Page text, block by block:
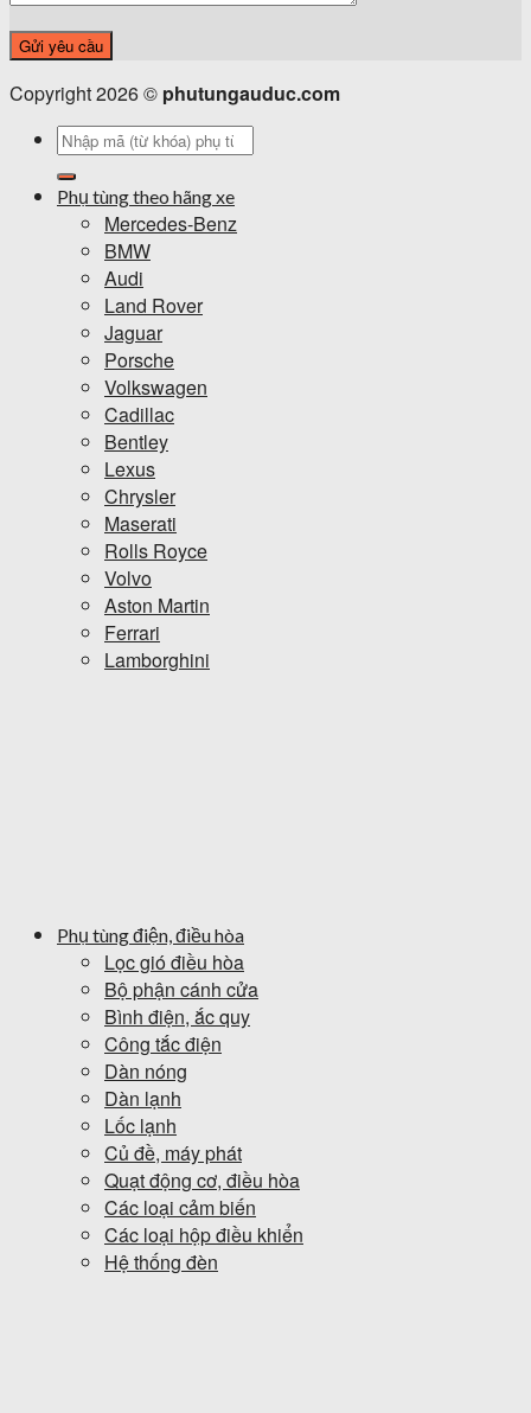
Copyright 2026 © phutungauduc.com
Tìm
Phụ tùng theo hãng xe
Mercedes-Benz
BMW
Audi
Land Rover
Jaguar
Porsche
Volkswagen
Cadillac
Bentley
Lexus
Chrysler
Maserati
Rolls Royce
Volvo
Aston Martin
Ferrari
Lamborghini
Phụ tùng điện, điều hòa
Lọc gió điều hòa
Bộ phận cánh cửa
Bình điện, ắc quy
Công tắc điện
Dàn nóng
Dàn lạnh
Lốc lạnh
Củ đề, máy phát
Quạt động cơ, điều hòa
Các loại cảm biến
Các loại hộp điều khiển
Hệ thống đèn